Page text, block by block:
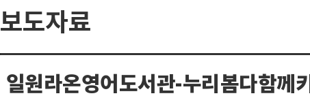
보도자료
분
선
일원라온영어도서관-누리봄다함께